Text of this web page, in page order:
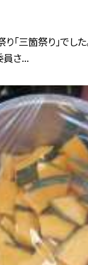
「三箇祭り」でした
員さ...